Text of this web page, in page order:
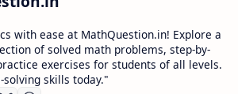
with ease at MathQuestion.in! Explore a
of solved math problems, step-by-
exercises for students of all levels.
skills today."